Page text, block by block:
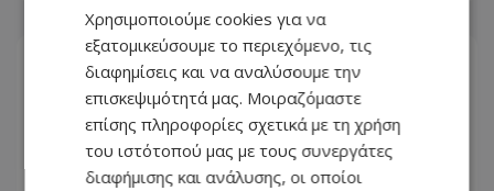
Χρησιμοποιούμε cookies για να
εξατομικεύσουμε το περιεχόμενο, τις
διαφημίσεις και να αναλύσουμε την
επισκεψιμότητά μας. Μοιραζόμαστε
επίσης πληροφορίες σχετικά με τη χρήση
του ιστότοπού μας με τους συνεργάτες
διαφήμισης και ανάλυσης, οι οποίοι